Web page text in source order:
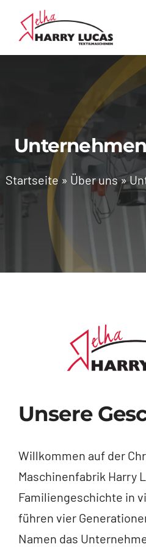
content
Services
Über uns
Karriere
Startseite» Über uns»
Unsere
Willkommen auf der
Maschinenfabrik Harry
Familiengeschichte in
führen vier
Namen das